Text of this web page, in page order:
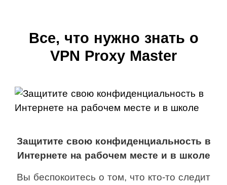
Все, что нужно знать о
VPN Proxy Master
Защитите свою конфиденциальность в
Интернете на рабочем месте и в школе
Вы беспокоитесь о том, что кто-то следит